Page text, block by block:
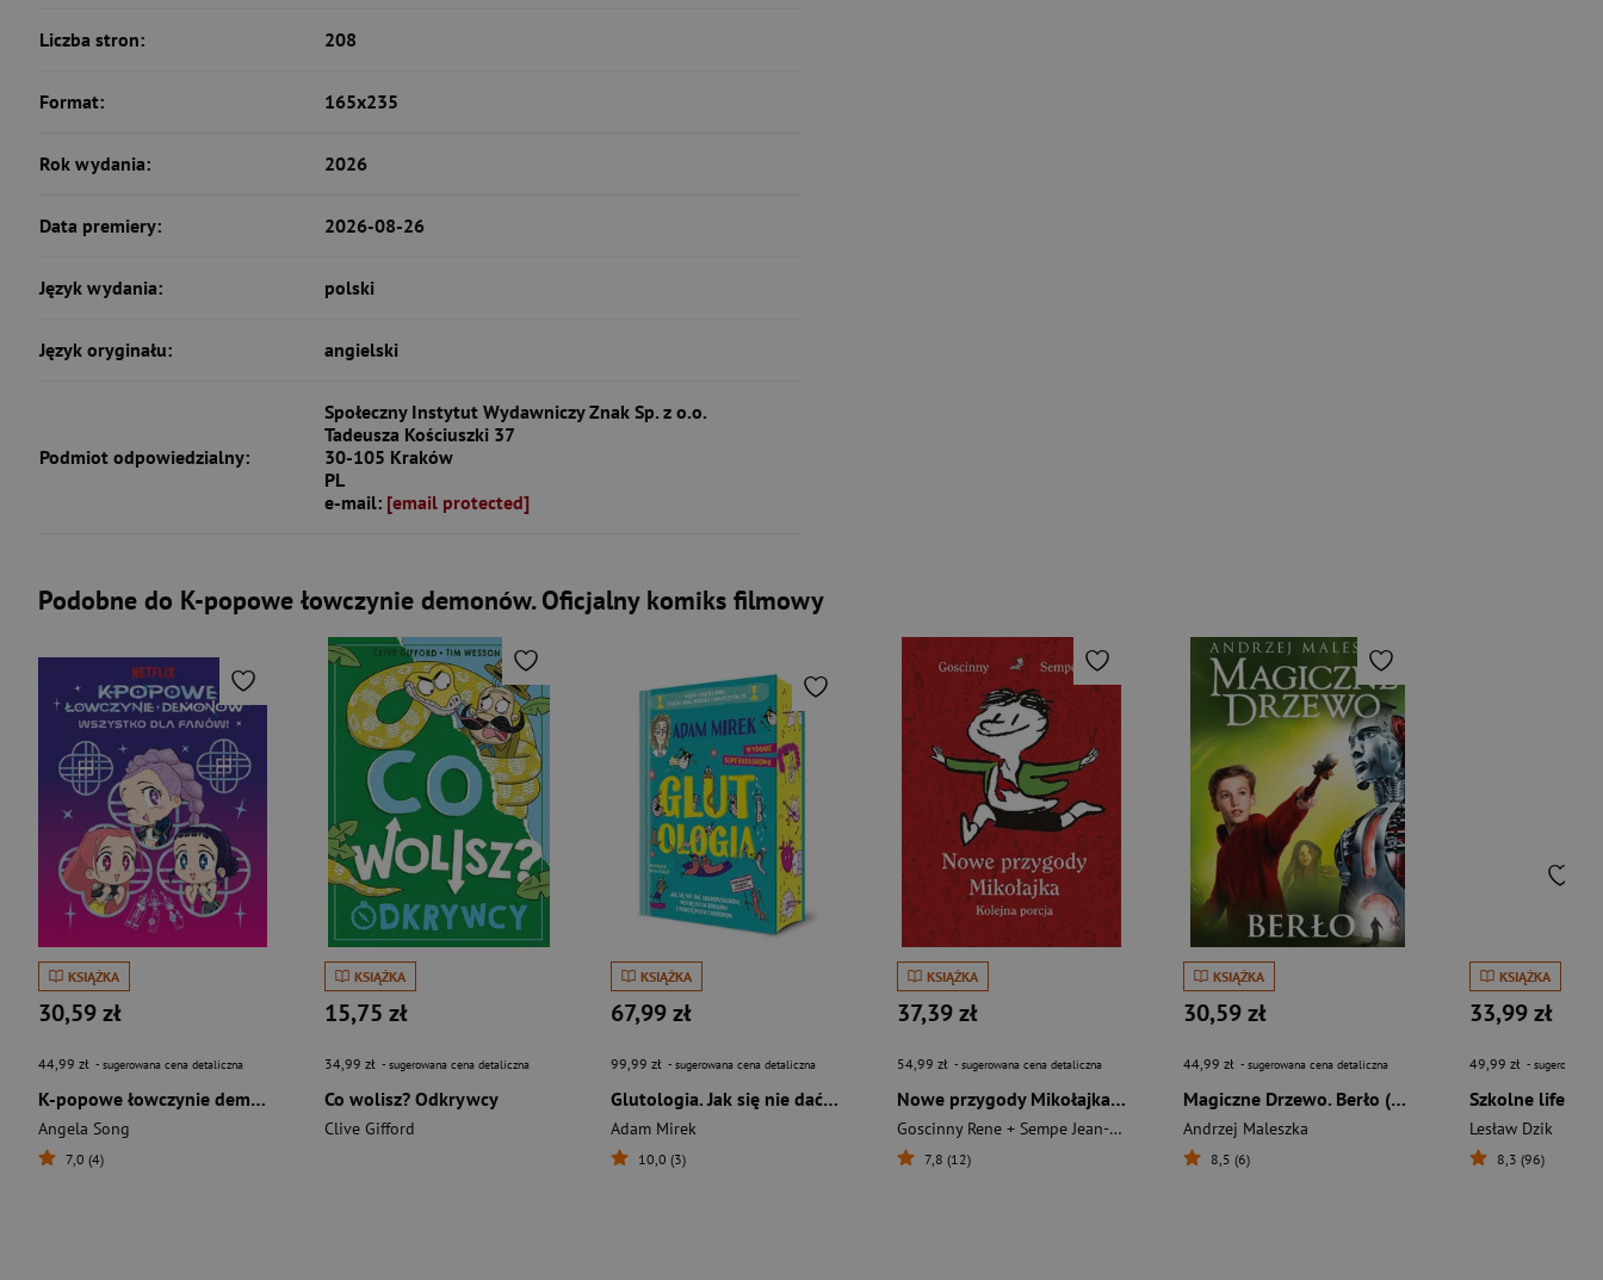
Liczba stron: 208
Format: 165x235
Rok wydania: 2026
Data premiery: 2026-08-26
Język wydania: polski
Język oryginału: angielski
Podmiot odpowiedzialny:
Społeczny Instytut Wydawniczy Znak Sp. z o.o.
Tadeusza Kościuszki 37
30-105 Kraków
PL
e-mail: [email protected]
Podobne do K-popowe łowczynie demonów. Oficjalny komiks filmowy
KSIĄŻKA
30,59 zł
44,99 zł - sugerowana cena detaliczna
K-popowe łowczynie demonów. Wszystko dla fanów! Oficjalna książka
Angela Song
7,0 (4)
KSIĄŻKA
15,75 zł
34,99 zł - sugerowana cena detaliczna
Co wolisz? Odkrywcy
Clive Gifford
KSIĄŻKA
67,99 zł
99,99 zł - sugerowana cena detaliczna
Glutologia. Jak się nie dać mikropaskudom, wstrętnym robalom i podstępnym chorobom. Wydanie superkolorowe [barwione brzegi]
Adam Mirek
10,0 (3)
KSIĄŻKA
37,39 zł
54,99 zł - sugerowana cena detaliczna
Nowe przygody Mikołajka. Kolejna porcja [2024]
Goscinny Rene + Sempe Jean-Jacques
7,8 (12)
KSIĄŻKA
30,59 zł
44,99 zł - sugerowana cena detaliczna
Magiczne Drzewo. Berło (2024)
Andrzej Maleszka
8,5 (6)
KSIĄŻKA
33,99 zł
49,99 zł - sugerowana
Lesław Dzik
8,3 (96)